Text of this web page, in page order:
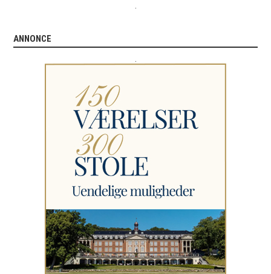
ANNONCE